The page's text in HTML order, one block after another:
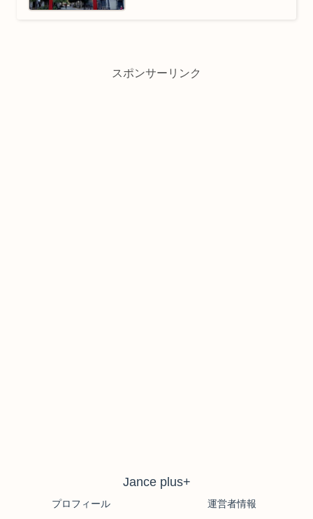
スポンサーリンク
Jance plus+
プロフィール
運営者情報